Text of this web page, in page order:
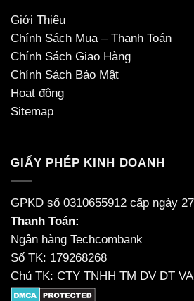
Giới Thiệu
Chính Sách Mua – Thanh Toán
Chính Sách Giao Hàng
Chính Sách Bảo Mật
Hoạt động
Sitemap
GIẤY PHÉP KINH DOANH
GPKD số 0310655912 cấp ngày
Thanh Toán:
Ngân hàng Techcombank
Số TK: 179268268
Chủ TK: CTY TNHH TM DV DT